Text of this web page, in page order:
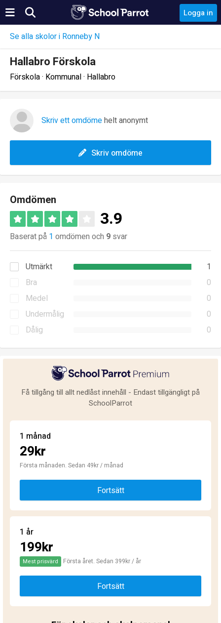
Logga in
Se alla skolor i Ronneby N
Hallabro Förskola
Förskola · Kommunal · Hallabro
Skriv ett omdömehelt anonymt
Skriv omdöme
Omdömen
3.9
Baserat på 1 omdömen och 9 svar
Utmärkt
1
Bra
0
Medel
0
Undermålig
0
Dålig
0
Få tillgång till allt nedlåst innehåll - Endast tillgängligt på
SchoolParrot
1 månad
29kr
Första månaden. Sedan 49kr / månad
Fortsätt
1 år
199kr
Mest prisvärd Första året. Sedan 399kr / år
Fortsätt